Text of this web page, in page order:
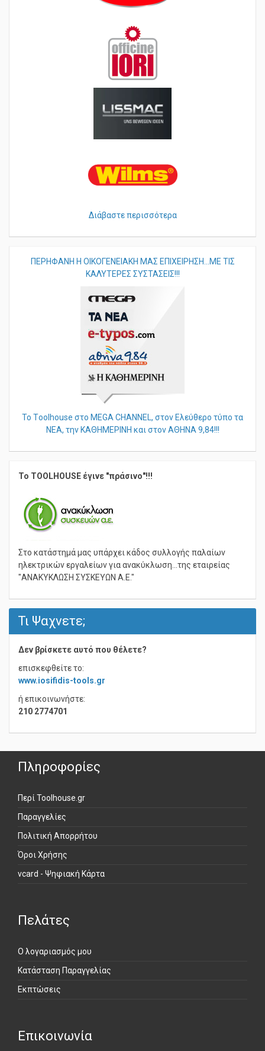
Διάβαστε περισσότερα
ΠΕΡHΦΑΝΗ Η ΟΙΚΟΓΕΝΕΙΑΚΗ ΜΑΣ ΕΠΙΧΕΙΡΗΣΗ...ΜΕ ΤΙΣ
Το Τoolhouse στο MEGA CHANNEL, στον Ελεύθερο τύπο τα
ΝΕΑ, την ΚΑΘΗΜΕΡΙΝΗ και στον ΑΘΗΝΑ 9,84!!!
Το TOOLHOUSE έγινε "πράσινο"!!!
Στο κατάστημά μας υπάρχει κάδος συλλογής παλαίων
ηλεκτρικών εργαλείων για ανακύκλωση...της εταιρείας
Τι Ψαχνετε;
Δεν βρίσκετε αυτό που θέλετε?
επισκεφθείτε το:
www.iosifidis-tools.gr
ή επικοινωνήστε:
Πληροφορίες
Περί Toolhouse.gr
Παραγγελίες
Πολιτική Απορρήτου
Όροι Χρήσης
vcard - Ψηφιακή Κάρτα
Πελάτες
Ο λογαριασμός μου
Κατάσταση Παραγγελίας
Εκπτώσεις
Επικοινωνία